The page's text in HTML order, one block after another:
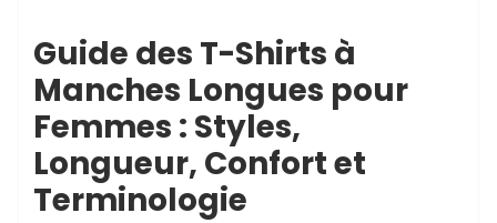
Guide des T-Shirts à
Manches Longues pour
Femmes : Styles,
Longueur, Confort et
Terminologie